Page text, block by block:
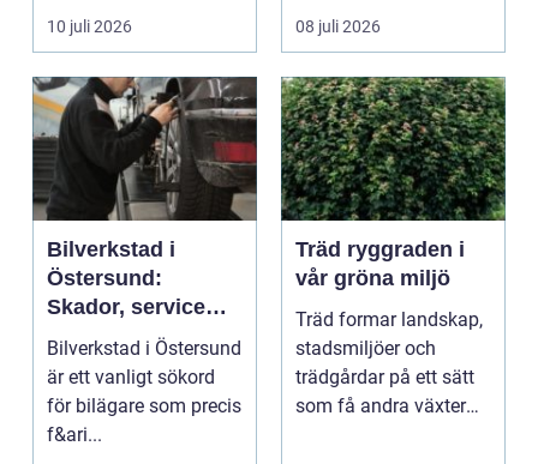
om det handlar om en
10 juli 2026
ekonomi i samma p...
08 juli 2026
Bilverkstad i
Östersund:
Skador, service
och smarta val för
din bil
Bilverkstad i Östersund
är ett vanligt sökord
för bilägare som precis
f&ari...
Träd ryggraden i
vår gröna miljö
Träd formar landskap,
stadsmiljöer och
trädgårdar på ett sätt
som få andra växter